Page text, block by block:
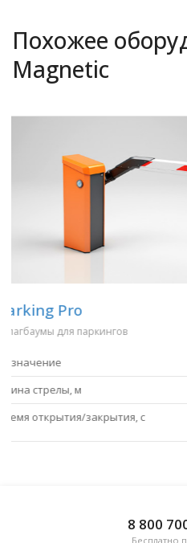
Похожее
Magnetic
Access XL2
Шлагбаумы серии Access
Длина стрелы, м
Время открытия/
8 800
Бесплатно